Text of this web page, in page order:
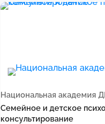
Национальная академия
Семейное и детское
консультирование